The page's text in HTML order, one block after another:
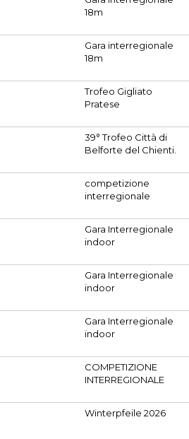
18m
Gara interregionale
18m
Trofeo Gigliato
Pratese
39° Trofeo Città di
Belforte del Chienti.
competizione
interregionale
Gara Interregionale
indoor
Gara Interregionale
indoor
Gara Interregionale
indoor
COMPETIZIONE
INTERREGIONALE
Winterpfeile 2026